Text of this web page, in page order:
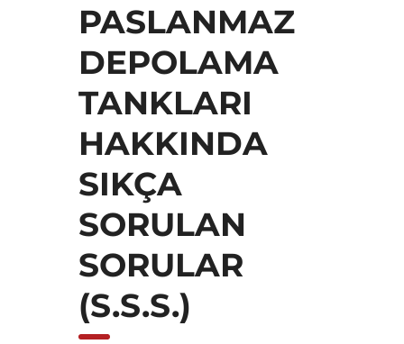
PASLANMAZ
DEPOLAMA
TANKLARI
HAKKINDA
SIKÇA
SORULAN
SORULAR
(S.S.S.)